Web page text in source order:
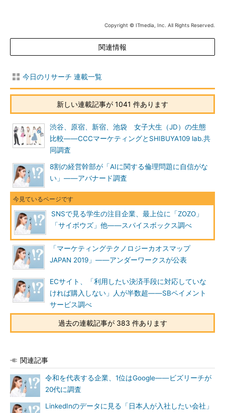
Copyright © ITmedia, Inc. All Rights Reserved.
関連情報
今日のリサーチ 連載一覧
新しい連載記事が 1041 件あります
渋谷、原宿、新宿、池袋 女子大生（JD）の生態
比較――CCCマーケティングとSHIBUYA109 lab.共
同調査
8割の経営幹部が「AIに関する倫理問題に自信がな
い」――アバナード調査
SNSで見る学生の注目企業、最上位に「ZOZO」
「サイボウズ」他――スパイスボックス調べ
「マーケティングテクノロジーカオスマップ
JAPAN 2019」――アンダーワークスが公表
ECサイト、「利用したい決済手段に対応していな
ければ購入しない」人が半数超――SBペイメント
サービス調べ
過去の連載記事が 383 件あります
関連記事
令和を代表する企業、1位はGoogle――ビズリーチが
20代に調査
LinkedInのデータに見る「日本人が入社したい会社」